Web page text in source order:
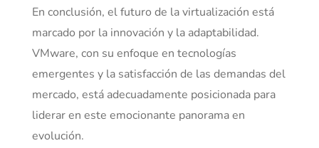
En conclusión, el futuro de la virtualización está
marcado por la innovación y la adaptabilidad.
VMware, con su enfoque en tecnologías
emergentes y la satisfacción de las demandas del
mercado, está adecuadamente posicionada para
liderar en este emocionante panorama en
evolución.